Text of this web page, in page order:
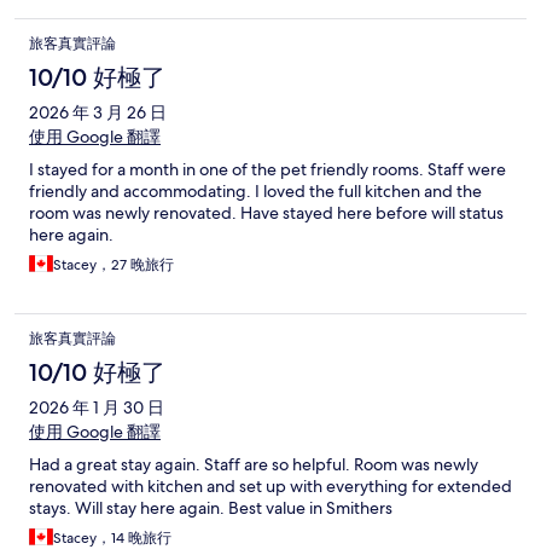
旅客真實評論
10/10 好極了
2026 年 3 月 26 日
使用 Google 翻譯
I stayed for a month in one of the pet friendly rooms. Staff were
friendly and accommodating. I loved the full kitchen and the
room was newly renovated. Have stayed here before will status
here again.
Stacey，27 晚旅行
旅客真實評論
10/10 好極了
2026 年 1 月 30 日
使用 Google 翻譯
Had a great stay again. Staff are so helpful. Room was newly
renovated with kitchen and set up with everything for extended
stays. Will stay here again. Best value in Smithers
Stacey，14 晚旅行